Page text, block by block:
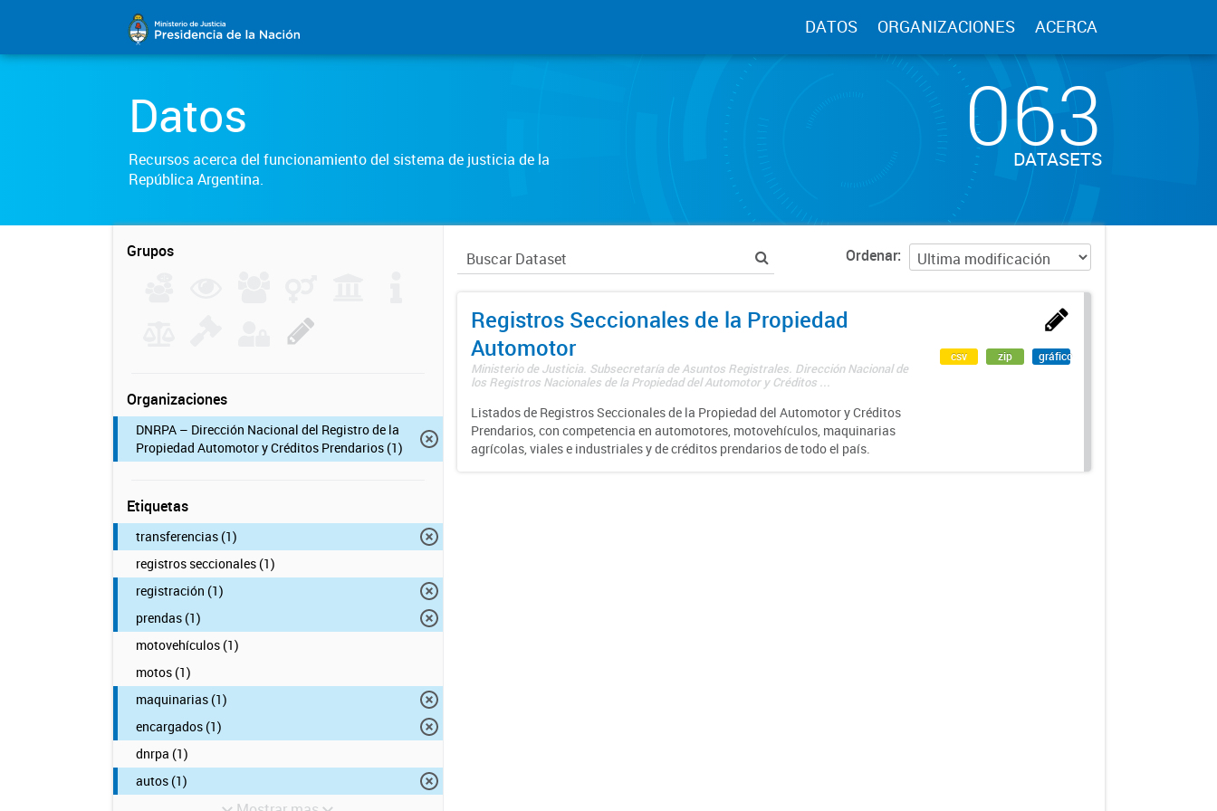
DATOS ORGANIZACIONES ACERCA
Datos
Recursos acerca del funcionamiento del sistema de justicia de la
República Argentina.
063
DATASETS
Grupos
Organizaciones
DNRPA – Dirección Nacional del Registro de la
Propiedad Automotor y Créditos Prendarios (1)
Etiquetas
transferencias (1)
registros seccionales (1)
registración (1)
prendas (1)
motovehículos (1)
motos (1)
maquinarias (1)
encargados (1)
dnrpa (1)
autos (1)
Ordenar
Registros Seccionales de la Propiedad
Automotor
Ministerio de Justicia. Subsecretaría de Asuntos Registrales. Dirección Nacional de
los Registros Nacionales de la Propiedad del Automotor y Créditos ...
Listados de Registros Seccionales de la Propiedad del Automotor y Créditos
Prendarios, con competencia en automotores, motovehículos, maquinarias
agrícolas, viales e industriales y de créditos prendarios de todo el país.
csv zip gráfico